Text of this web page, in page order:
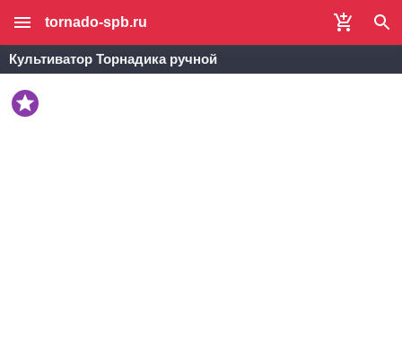
tornado-spb.ru
Культиватор Торнадика ручной